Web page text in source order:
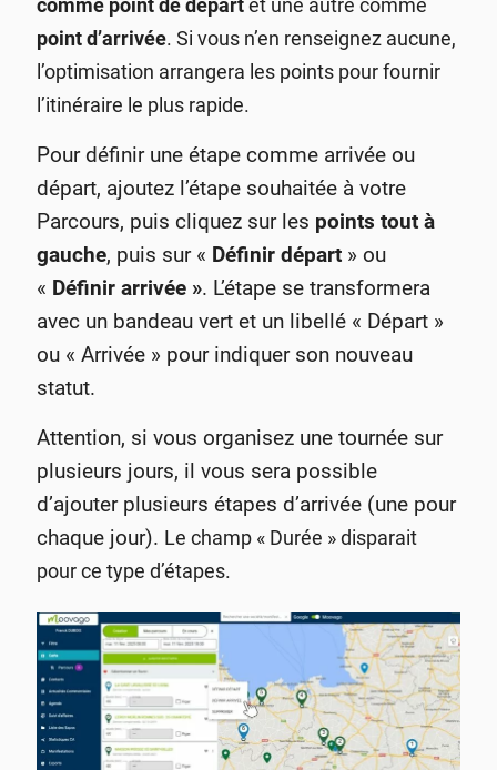
point d’arrivée.Si vous n’en renseignez aucune,
l’optimisation arrangera les points pour fournir
l’itinéraire le plus rapide.
Pour définir une étape comme arrivée ou
départ, ajoutez l’étape souhaitée à votre
Parcours, puis cliquez sur les points tout à
gauche, puis sur « Définir départ » ou
« Définir arrivée ». L’étape se transformera
avec un bandeau vert et un libellé « Départ »
ou « Arrivée » pour indiquer son nouveau
statut.
Attention, si vous organisez une tournée sur
plusieurs jours, il vous sera possible
d’ajouter plusieurs étapes d’arrivée (une pour
chaque jour). Le champ « Durée » disparait
pour ce type d’étapes.